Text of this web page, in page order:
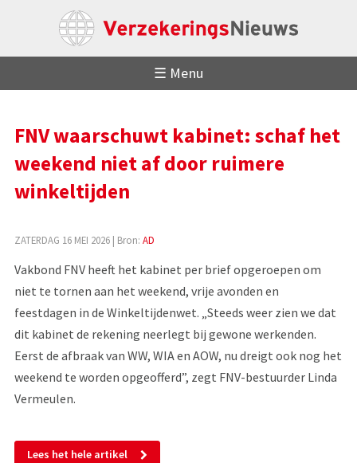
☰ Menu
FNV waarschuwt kabinet: schaf het
weekend niet af door ruimere
winkeltijden
ZATERDAG 16 MEI 2026| Bron: AD
Vakbond FNV heeft het kabinet per brief opgeroepen om
niet te tornen aan het weekend, vrije avonden en
feestdagen in de Winkeltijdenwet. „Steeds weer zien we dat
dit kabinet de rekening neerlegt bij gewone werkenden.
Eerst de afbraak van WW, WIA en AOW, nu dreigt ook nog het
weekend te worden opgeofferd”, zegt FNV-bestuurder Linda
Vermeulen.
Lees het hele artikel